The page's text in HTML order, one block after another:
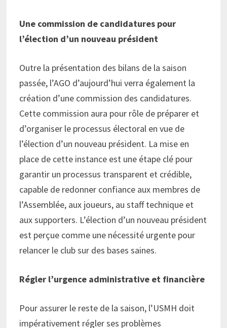
Une commission de candidatures pour
l’élection d’un nouveau président
Outre la présentation des bilans de la saison
passée, l’AGO d’aujourd’hui verra également la
création d’une commission des candidatures.
Cette commission aura pour rôle de préparer et
d’organiser le processus électoral en vue de
l’élection d’un nouveau président. La mise en
place de cette instance est une étape clé pour
garantir un processus transparent et crédible,
capable de redonner confiance aux membres de
l’Assemblée, aux joueurs, au staff technique et
aux supporters. L’élection d’un nouveau président
est perçue comme une nécessité urgente pour
relancer le club sur des bases saines.
Régler l’urgence administrative et financière
Pour assurer le reste de la saison, l’USMH doit
impérativement régler ses problèmes